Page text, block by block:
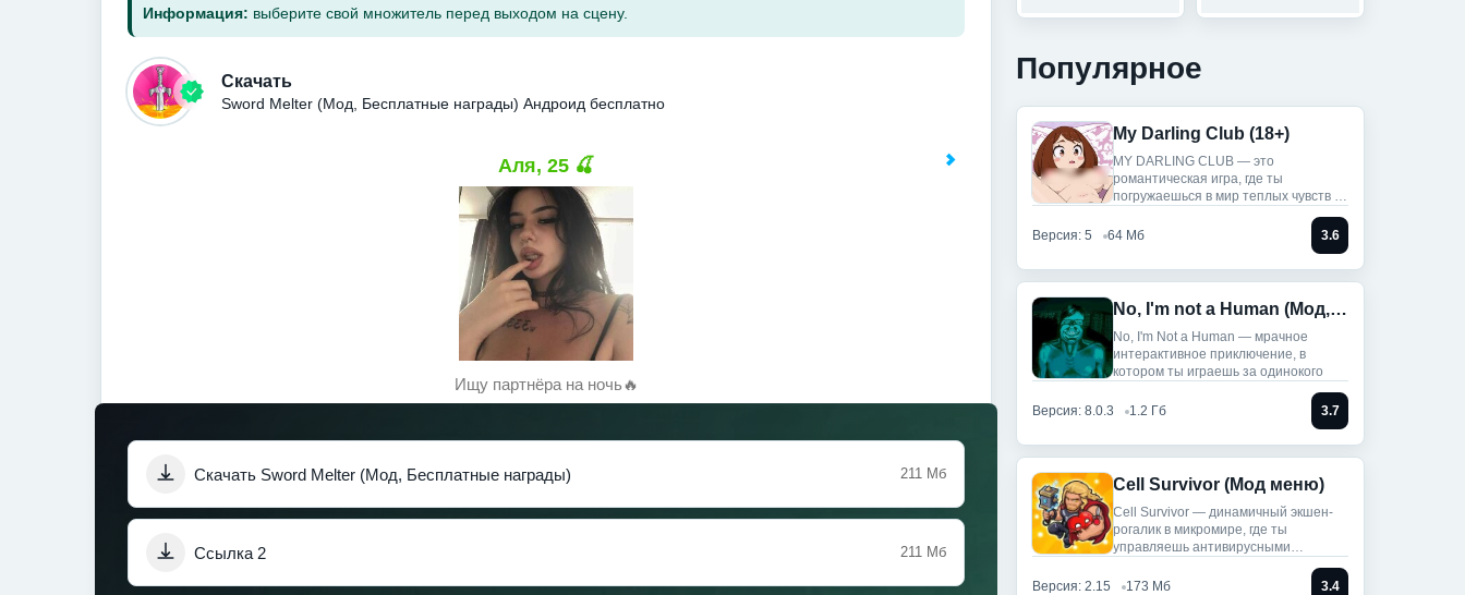
Информация: выберите свой множитель перед выходом на сцену.
Скачать
Sword Melter (Мод, Бесплатные награды) Андроид бесплатно
Аля, 25 🍒
Ищу партнёра на ночь🔥
Скачать Sword Melter (Мод, Бесплатные награды) 211 Мб
Ссылка 2 211 Мб
Популярное
My Darling Club (18+)
MY DARLING CLUB — это
романтическая игра, где ты
погружаешься в мир теплых чувств и
Версия: 5
64 Мб 3.6
No, I'm not a Human (Мод, Unlocked)
No, I'm Not a Human — мрачное
интерактивное приключение, в
котором ты играешь за одинокого
Версия: 8.0.3 1.2 Гб 3.7
Cell Survivor (Мод меню)
Cell Survivor — динамичный экшен-
рогалик в микромире, где ты
управляешь антивирусными
Версия: 2.15
173 Мб 3.4